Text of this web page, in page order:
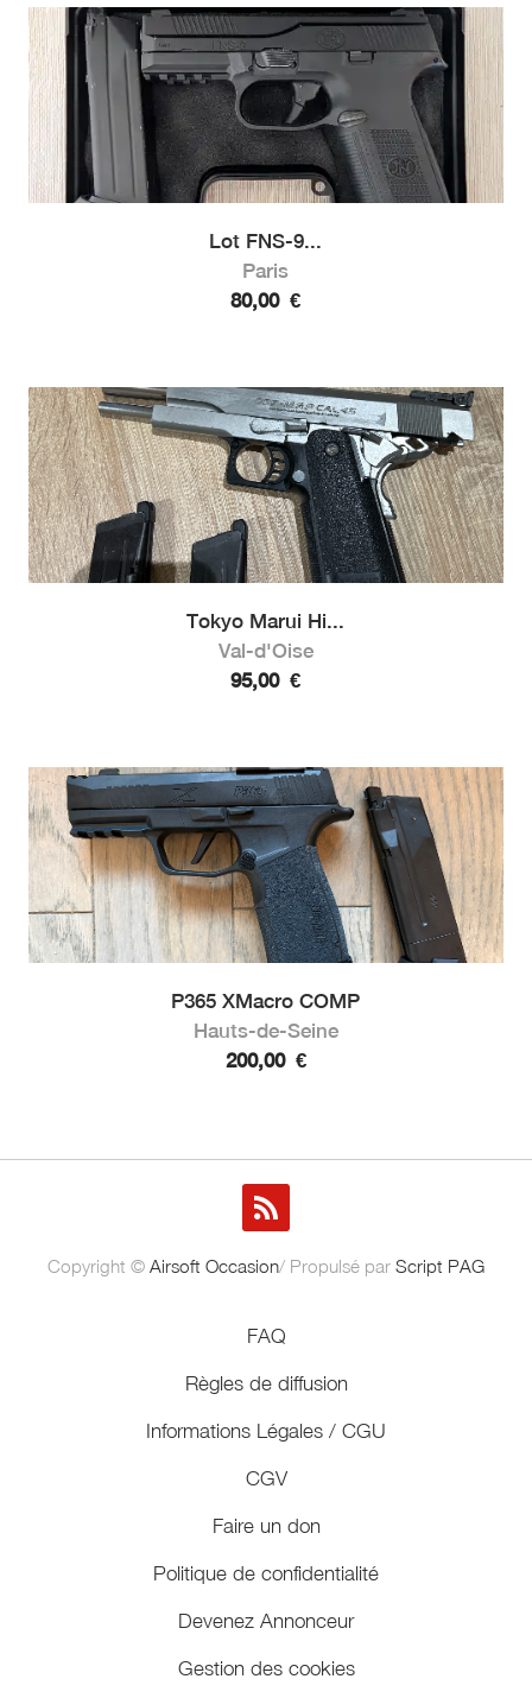
Lot FNS-9...
Paris
80,00 €
Tokyo Marui Hi...
Val-d'Oise
95,00 €
P365 XMacro COMP
Hauts-de-Seine
200,00 €
Copyright © Airsoft Occasion/ Propulsé par Script PAG
FAQ
Règles de diffusion
Informations Légales / CGU
CGV
Faire un don
Politique de confidentialité
Devenez Annonceur
Gestion des cookies